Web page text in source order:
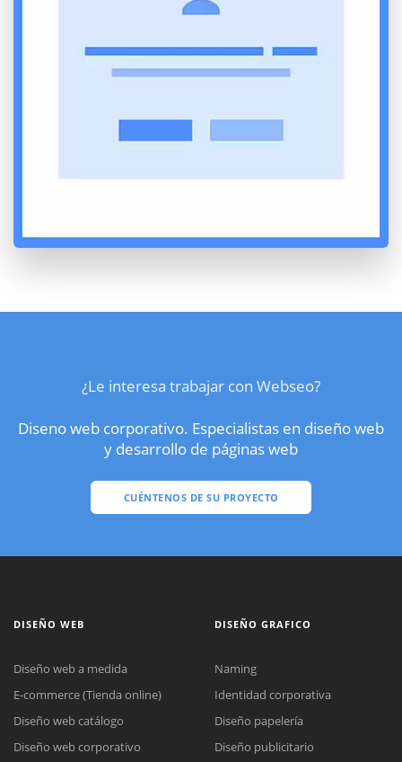
¿Le interesa trabajar con Webseo?
Diseno web corporativo. Especialistas en diseño web
y desarrollo de páginas web
CUÉNTENOS DE SU PROYECTO
DISEÑO WEB
Diseño web a medida
E-commerce (Tienda online)
Diseño web catálogo
Diseño web corporativo
DISEÑO GRAFICO
Naming
Identidad corporativa
Diseño papelería
Diseño publicitario